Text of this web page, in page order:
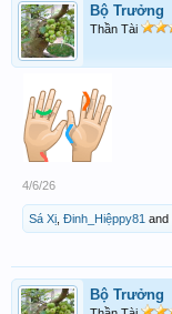
Bộ Trưởng
Thần Tài
4/6/26
Sá Xị Đinh_Hiệppy81 and
Bộ Trưởng